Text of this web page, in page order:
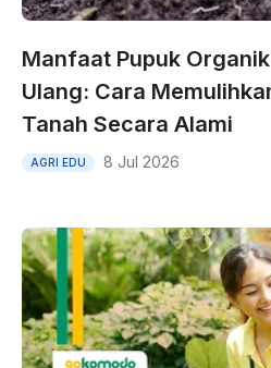
Manfaat Pupuk
Ulang: Cara
Tanah Secara Alami
AGRI EDU 8 Jul 2026